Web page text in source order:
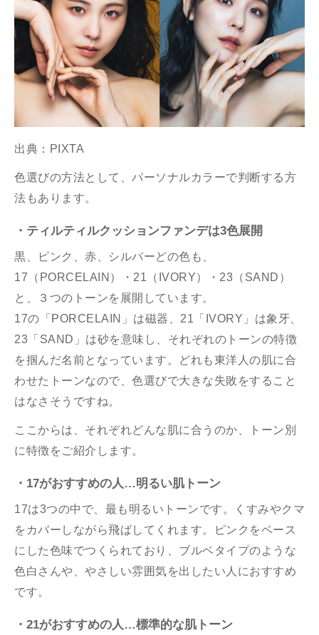
出典：PIXTA
色選びの方法として、パーソナルカラーで判断する方
法もあります。
・ティルティルクッションファンデは3色展開
黒、ピンク、赤、シルバーどの色も、
17（PORCELAIN）・21（IVORY）・23（SAND）
と、３つのトーンを展開しています。
17の「PORCELAIN」は磁器、21「IVORY」は象牙、
23「SAND」は砂を意味し、それぞれのトーンの特徴
を掴んだ名前となっています。どれも東洋人の肌に合
わせたトーンなので、色選びで大きな失敗をすること
はなさそうですね。
ここからは、それぞれどんな肌に合うのか、トーン別
に特徴をご紹介します。
・17がおすすめの人…明るい肌トーン
17は3つの中で、最も明るいトーンです。くすみやクマ
をカバーしながら飛ばしてくれます。ピンクをベース
にした色味でつくられており、ブルベタイプのような
色白さんや、やさしい雰囲気を出したい人におすすめ
です。
・21がおすすめの人…標準的な肌トーン